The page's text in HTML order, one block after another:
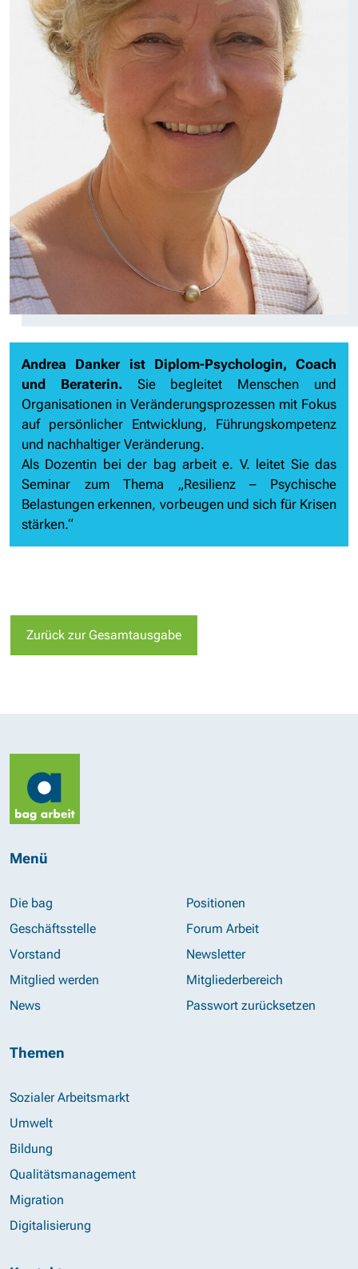
Andrea Danker ist Diplom-Psychologin, Coach
und Beraterin.Sie begleitet Menschen und
Organisationen in Veränderungsprozessen mit Fokus
auf persönlicher Entwicklung, Führungskompetenz
und nachhaltiger Veränderung.
Als Dozentin bei der bag arbeit e. V. leitet Sie das
Seminar zum Thema „Resilienz – Psychische
Belastungen erkennen, vorbeugen und sich für Krisen
stärken.“
Zurück zur Gesamtausgabe
Menü
Die bag
Geschäftsstelle
Vorstand
Mitglied werden
News
Positionen
Forum Arbeit
Newsletter
Mitgliederbereich
Passwort zurücksetzen
Themen
Sozialer Arbeitsmarkt
Umwelt
Bildung
Qualitätsmanagement
Migration
Digitalisierung